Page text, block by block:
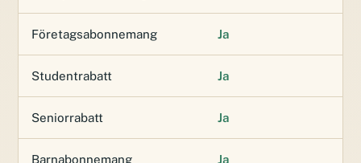
Företagsabonnemang Ja
Studentrabatt Ja
Seniorrabatt Ja
Barnabonnemang Ja